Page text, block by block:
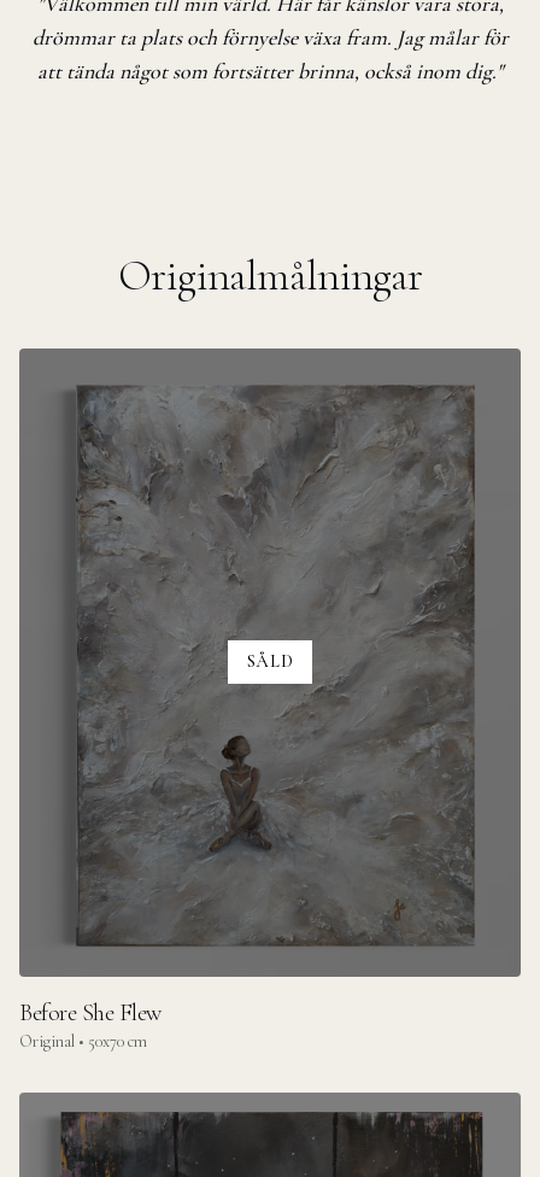
drömmar ta plats och förnyelse växa fram. Jag målar för
att tända något som fortsätter brinna, också inom dig."
Originalmålningar
SÅLD
Before She Flew
Original • 50x70 cm